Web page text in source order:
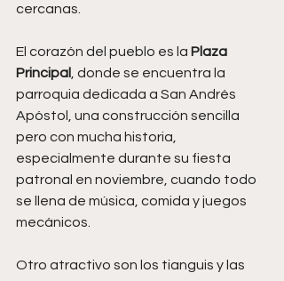
cercanas.
El corazón del pueblo es la Plaza
Principal
, donde se encuentra la
parroquia dedicada a San Andrés
Apóstol, una construcción sencilla
pero con mucha historia,
especialmente durante su fiesta
patronal en noviembre, cuando todo
se llena de música, comida y juegos
mecánicos.
Otro atractivo son los tianguis y las